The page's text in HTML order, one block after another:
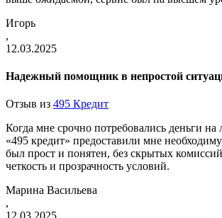
Игорь
,
12.03.2025
Надежный помощник в непростой
Отзыв из 495 Кредит
Когда мне срочно потребовались деньги на
«495 кредит» предоставили мне
был прост и понятен, без скрытых
четкость и прозрачность условий.
Марина Васильева
,